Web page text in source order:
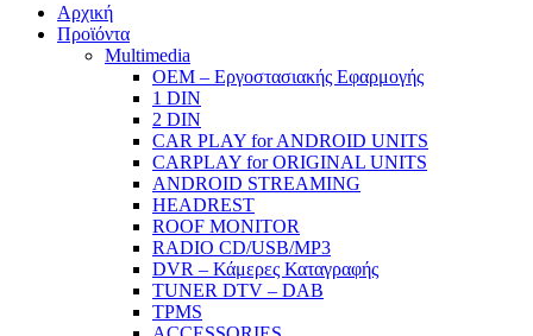
Αρχική
Προϊόντα
Μultimedia
OEM – Εργοστασιακής Εφαρμογής
1 DIN
2 DIN
CAR PLAY for ANDROID UNITS
CARPLAY for ORIGINAL UNITS
ANDROID STREAMING
HEADREST
ROOF MONITOR
RADIO CD/USB/MP3
DVR – Κάμερες Καταγραφής
TUNER DTV – DAB
TPMS